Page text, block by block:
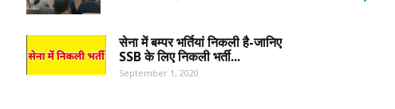
सेना में बम्पर भर्तियां निकली है-जानिए
SSB के लिए निकली भर्ती...
September 1, 2020